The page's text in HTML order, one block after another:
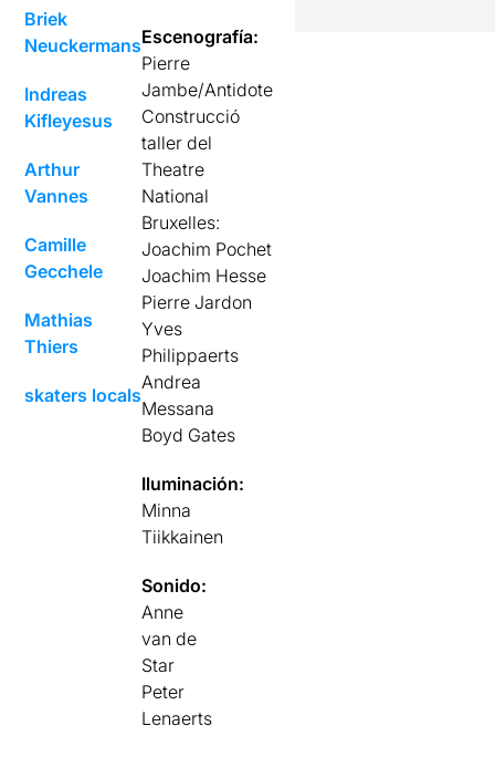
Briek
Neuckermans
Indreas
Kifleyesus
Arthur
Vannes
Camille
Gecchele
Mathias
Thiers
skaters locals
Escenografía:
Pierre
Jambe/Antidote
Construcció
taller del
Theatre
National
Bruxelles:
Joachim Pochet
Joachim Hesse
Pierre Jardon
Yves
Philippaerts
Andrea
Messana
Boyd Gates
Iluminación:
Minna
Tiikkainen
Sonido:
Anne
van de
Star
Peter
Lenaerts